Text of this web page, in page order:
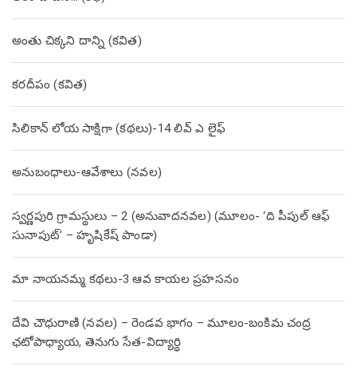
అంతు చిక్కని దాన్ని (కవిత)
కరదీపం (కవిత)
సిలికాన్ లోయ సాక్షిగా (కథలు)-14 లివ్ ఎ లైఫ్
అనుబంధాలు-ఆవేశాలు (నవల)
స్వర్ణపురి గ్రామస్థులు – 2 (అనువాదనవల) (మూలం- ‘ది పీపుల్ ఆఫ్
సునాపుట్’ – హృషికేష్ పాండా)
మా నాయనమ్మ కథలు-3 ఆవ కాయల ప్రహసనం
దేవి చౌధురాణి (నవల) – రెండవ భాగం – మూలం-బంకిమ చంద్ర
ఛటోపాధ్యాయ, తెనుగు సేత-విద్యార్థి